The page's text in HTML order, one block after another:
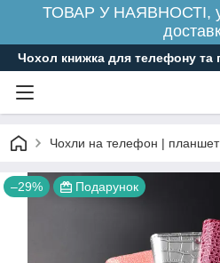
ТОВАР У НАЯВНОСТІ,
Чохол книжка для телефону та
Чохли на телефон | планшет
–29% Подарунок